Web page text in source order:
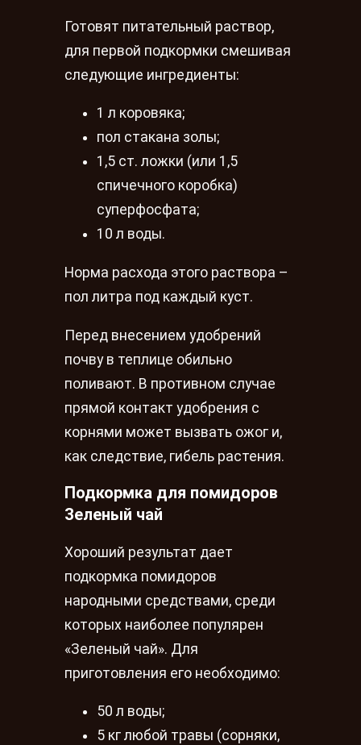
Готовят питательный раствор,
для первой подкормки смешивая
следующие ингредиенты:
1 л коровяка;
пол стакана золы;
1,5 ст. ложки (или 1,5
спичечного коробка)
суперфосфата;
10 л воды.
Норма расхода этого раствора –
пол литра под каждый куст.
Перед внесением удобрений
почву в теплице обильно
поливают. В противном случае
прямой контакт удобрения с
корнями может вызвать ожог и,
как следствие, гибель растения.
Подкормка для помидоров
Зеленый чай
Хороший результат дает
подкормка помидоров
народными средствами, среди
которых наиболее популярен
«Зеленый чай». Для
приготовления его необходимо:
50 л воды;
5 кг любой травы (сорняки,